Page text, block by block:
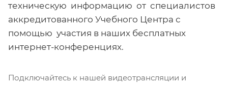
техническую информацию от специалистов
аккредитованного Учебного Центра с
помощью участия в наших бесплатных
интернет-конференциях.
Подключайтесь к нашей видеотрансляции и